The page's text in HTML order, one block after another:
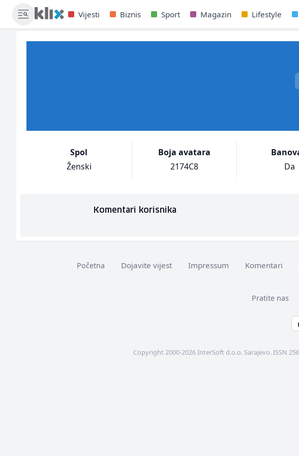
Vijesti Biznis Sport Magazin Lifestyle
Spol
Ženski
Boja avatara
2174C8
Da
Komentari korisnika
Početna Dojavite vijest Impressum Komentari
Pratite nas
Copyright 2000-2026 InterSoft d.o.o. Sarajevo. ISSN